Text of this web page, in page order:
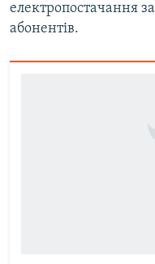
електропостачання
абонентів.